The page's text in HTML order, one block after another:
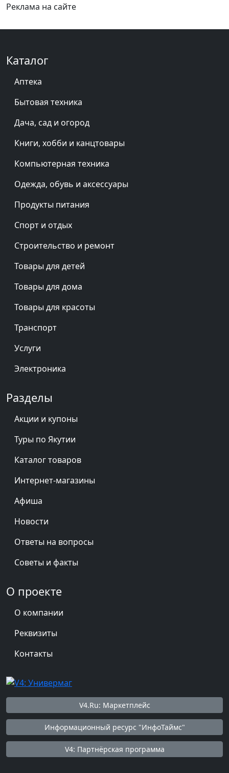
Реклама на сайте
Каталог
Аптека
Бытовая техника
Дача, сад и огород
Книги, хобби и канцтовары
Компьютерная техника
Одежда, обувь и аксессуары
Продукты питания
Спорт и отдых
Строительство и ремонт
Товары для детей
Товары для дома
Товары для красоты
Транспорт
Услуги
Электроника
Разделы
Акции и купоны
Туры по Якутии
Каталог товаров
Интернет-магазины
Афиша
Новости
Ответы на вопросы
Советы и факты
О проекте
О компании
Реквизиты
Контакты
V4.Ru: Маркетплейс
Информационный ресурс "ИнфоТаймс"
V4: Партнёрская программа